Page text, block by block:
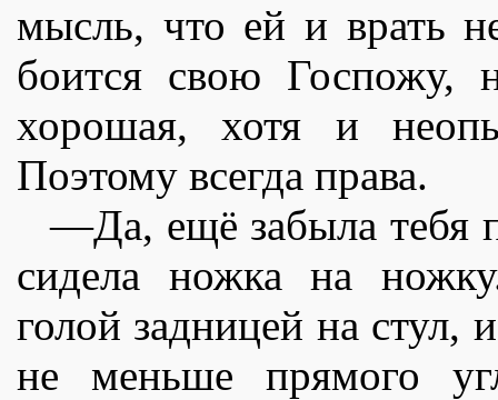
мысль, что ей и врать
боится свою Госпожу,
хорошая, хотя и
Поэтому всегда права.
—Да, ещë забыла тебя
сидела ножка на
голой задницей на
не меньше прямого